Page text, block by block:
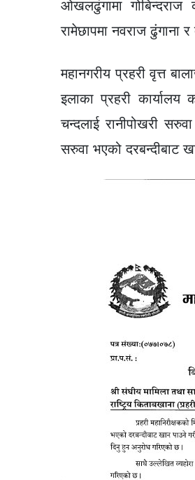
ओखलढुंगामा गोबिन्दराज
रामेछापमा नवराज ढुंगाना
महानगरीय प्रहरी वृत्त
इलाका प्रहरी
चन्दलाई रानीपोखरी
सरुवा भएको दरबन्दीबाट